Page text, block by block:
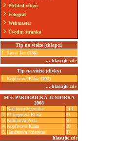
Přehled vítězů
Fotograf
Webmaster
Úvodní stránka
Tip na vítěze (chlapci)
1. Šátral Jan (136)
... hlasujte zde
Tip na vítěze (dívky)
1. Kopřivová Klára (102)
... hlasujte zde
Miss PARDUBICKÁ JUNIORKA
2008
1. Bacíková Veronika
114
2. Ellingerová Klára
94
3. Kubinová Petra
50
4. Kopřivová Klára
39
5. Hančarová Kristýna
37
hlasujte zde